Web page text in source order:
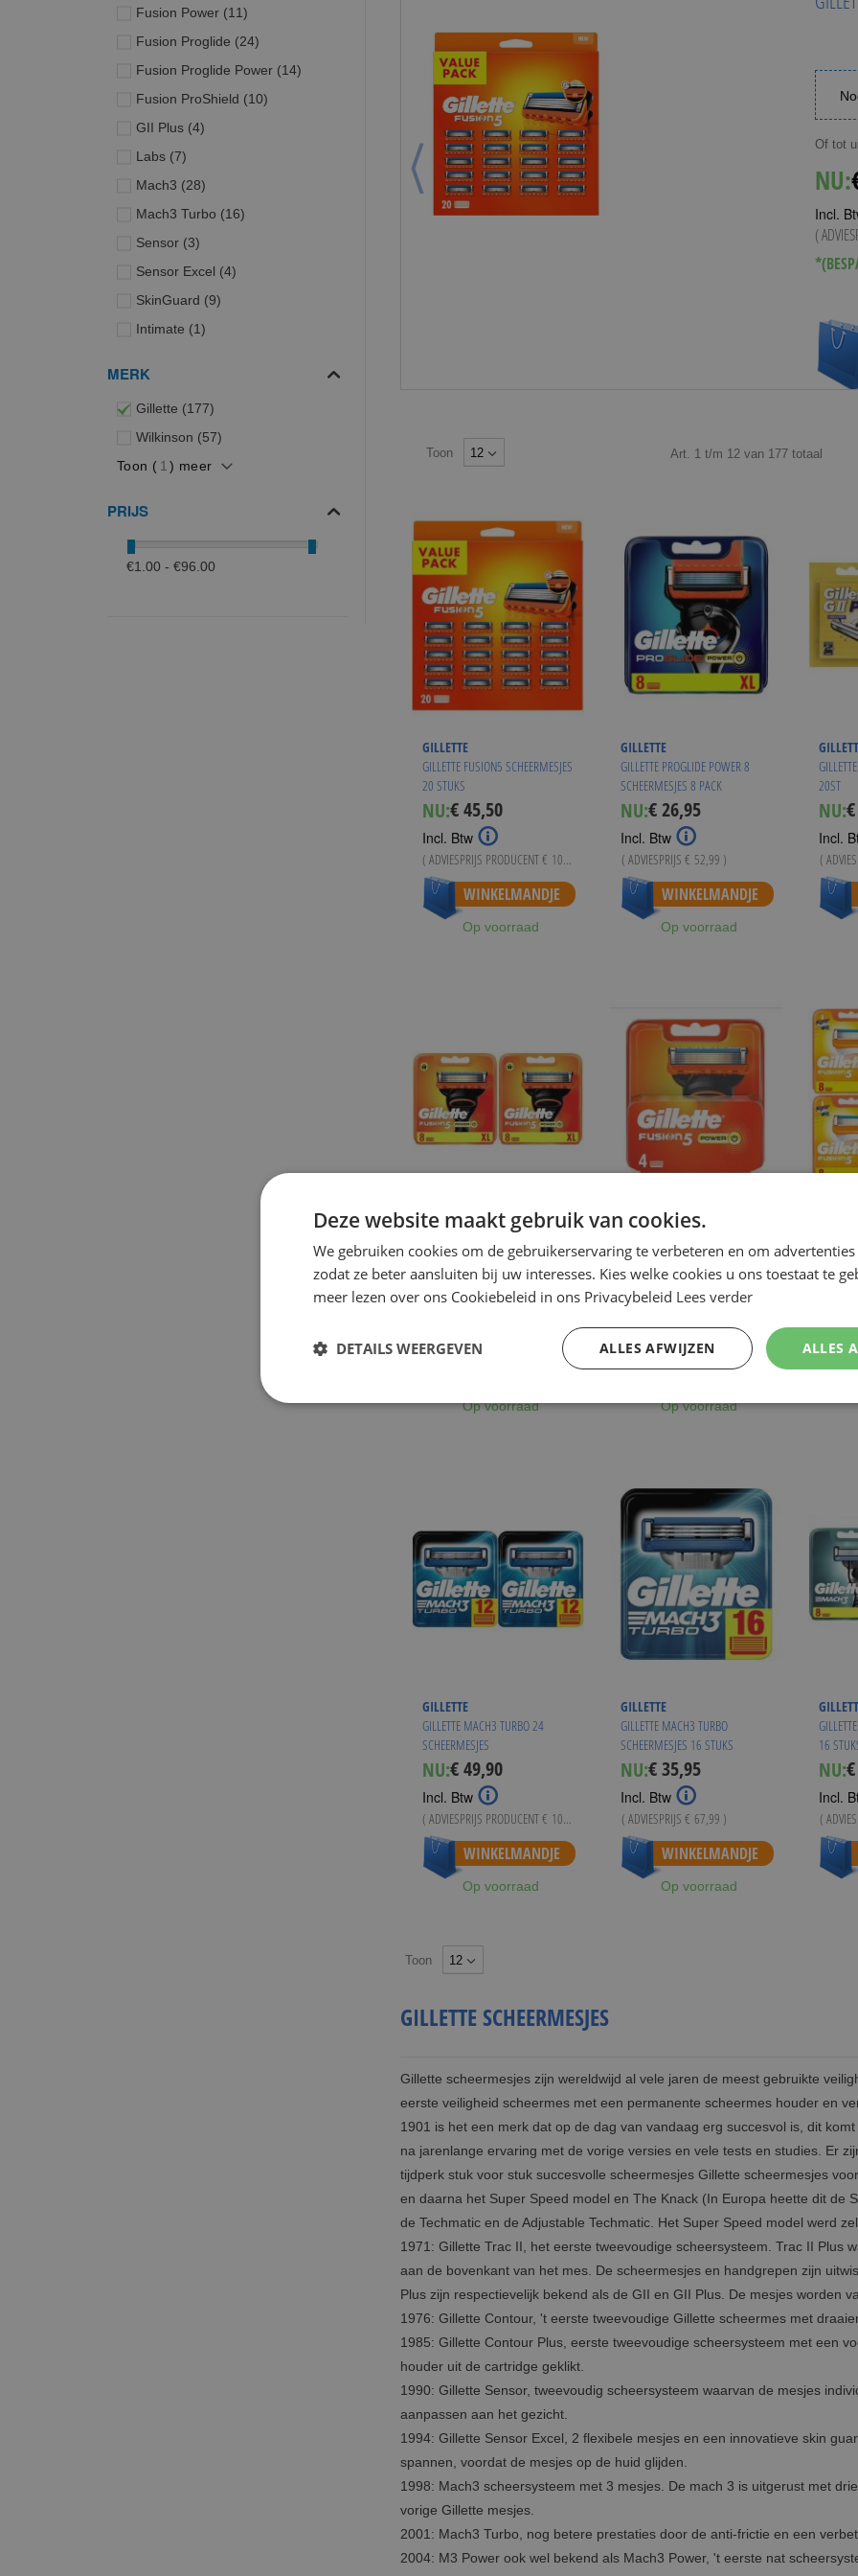
Of tot
NU:
Incl.
(
Vanaf
Toon Art. 1t/m 12van 177 totaal
GILLETTE
GILLETTE FUSION5 SCHEERMESJES
20 STUKS
NU:€ 45,50
Incl. Btw
( ADVIESPRIJS PRODUCENT€ 102,78
Vanaf € 44,95
WINKELMANDJE
Op voorraad
GILLETTE
GILLETTE PROGLIDE POWER 8
SCHEERMESJES 8 PACK
NU:Special
Price
€ 26,95
Incl. Btw
( ADVIESPRIJS € 52,99 )
Vanaf € 25,94
WINKELMANDJE
Op voorraad
20ST
NU:
Incl.
(
GILLETTE
GILLETTE FUSION5 POWER
SCHEERMESJES 16 STUKS
NU:
Special
€ 43,95
Op voorraad
GILLETTE
GILLETTE FUSION5 POWER
SCHEERMESJES 4 STUKS
NU:Special
€ 12,49
WINKELMANDJE
Op voorraad
NU:€
GILLETTE
GILLETTE MACH3 TURBO 24
SCHEERMESJES
NU:€ 49,90
Incl. Btw
( ADVIESPRIJS PRODUCENT€ 101,99
WINKELMANDJE
Op voorraad
GILLETTE
GILLETTE MACH3 TURBO
SCHEERMESJES 16 STUKS
NU:Special
Price
€ 35,95
Incl. Btw
( ADVIESPRIJS € 67,99 )
WINKELMANDJE
Op voorraad
16
NU:
Incl.
(
Toon
GILLETTE SCHEERMESJES
Gillette scheermesjes zijn wereldwijd al vele jaren de meest gebruikte
eerste veiligheid scheermes met een permanente scheermes houder en
1901 is het een merk dat op de dag van vandaag erg succesvol is, dit
na jarenlange ervaring met de vorige versies en vele tests en studies. Er
tijdperk stuk voor stuk succesvolle scheermesjes Gillette scheermesjes
en daarna het Super Speed model en The Knack (In Europa heette dit de
de Techmatic en de Adjustable Techmatic. Het Super Speed model werd
1971: Gillette Trac II, het eerste tweevoudige scheersysteem. Trac II Plus
aan de bovenkant van het mes. De scheermesjes en handgrepen zijn
Plus zijn respectievelijk bekend als de GII en GII Plus. De mesjes worden
1976: Gillette Contour, 't eerste tweevoudige Gillette scheermes met
1985: Gillette Contour Plus, eerste tweevoudige scheersysteem met een
houder uit de cartridge geklikt.
1990: Gillette Sensor, tweevoudig scheersysteem waarvan de mesjes
aanpassen aan het gezicht.
1994: Gillette Sensor Excel, 2 flexibele mesjes en een innovatieve skin
spannen, voordat de mesjes op de huid glijden.
1998: Mach3 scheersysteem met 3 mesjes. De mach 3 is uitgerust met
vorige Gillette mesjes.
2001: Mach3 Turbo, nog betere prestaties door de anti-frictie en een
2004: M3 Power ook wel bekend als Mach3 Power, 't eerste nat
Fusion Power 11producten
Fusion Proglide
24producten
Fusion Proglide Power
14producten
Fusion ProShield
10producten
GII Plus 4producten
Labs 7producten
Mach3
28producten
Mach3 Turbo
16producten
Sensor 3producten
Sensor Excel
4producten
SkinGuard
9producten
Intimate
1product
MERK
Gillette 177producten
Wilkinson
57producten
Toon ( 1 ) meer
PRIJS
€1.00 - €96.00
Deze website maakt gebruik van cookies.
We gebruiken cookies om de gebruikerservaring te verbeteren en om
zodat ze beter aansluiten bij uw interesses. Kies welke cookies u ons toestaat te
meer lezen over ons Cookiebeleid in ons Privacybeleid Lees verder
ALLES
ALLES AFWIJZEN
DETAILS WEERGEVEN